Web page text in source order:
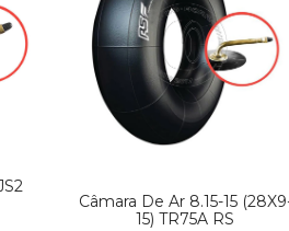
Câmara De Ar 8.15-15
15) TR75A RS